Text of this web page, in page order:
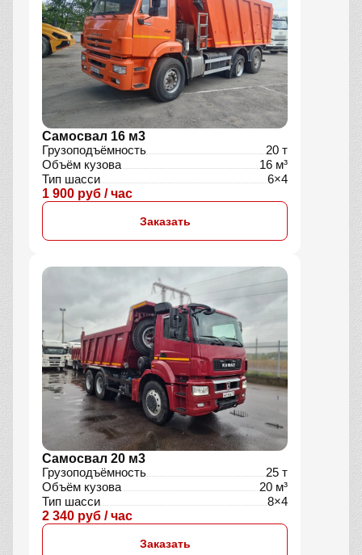
Самосвал 16 м3
Грузоподъёмность
20 т
Объём кузова
16 м³
Тип шасси
6×4
1 900 руб / час
Заказать
Самосвал 20 м3
Грузоподъёмность
25 т
Объём кузова
20 м³
Тип шасси
8×4
2 340 руб / час
Заказать